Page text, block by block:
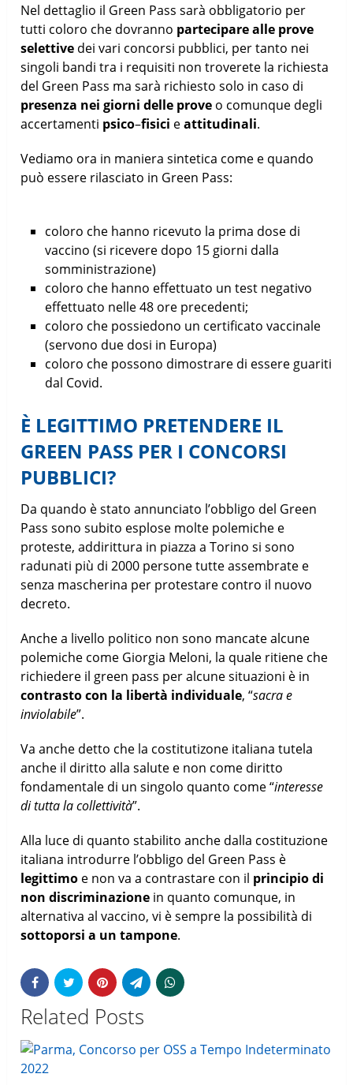
Nel dettaglio il Green Pass sarà obbligatorio per
tutti coloro che dovranno partecipare alle prove
selettive dei vari concorsi pubblici, per tanto nei
singoli bandi tra i requisiti non troverete la richiesta
del Green Pass ma sarà richiesto solo in caso di
presenza nei giorni delle prove o comunque degli
accertamenti psico–fisici eattitudinali.
Vediamo ora in maniera sintetica come e quando
può essere rilasciato in Green Pass:
coloro che hanno ricevuto la prima dose di
vaccino (si ricevere dopo 15 giorni dalla
somministrazione)
coloro che hanno effettuato un test negativo
effettuato nelle 48 ore precedenti;
coloro che possiedono un certificato vaccinale
(servono due dosi in Europa)
coloro che possono dimostrare di essere guariti
dal Covid.
È LEGITTIMO PRETENDERE IL
GREEN PASS PER I CONCORSI
PUBBLICI?
Da quando è stato annunciato l’obbligo del Green
Pass sono subito esplose molte polemiche e
proteste, addirittura in piazza a Torino si sono
radunati più di 2000 persone tutte assembrate e
senza mascherina per protestare contro il nuovo
decreto.
Anche a livello politico non sono mancate alcune
polemiche come Giorgia Meloni, la quale ritiene che
richiedere il green pass per alcune situazioni è in
contrasto con la libertà individuale, “sacra e
inviolabile”.
Va anche detto che la costitutizone italiana tutela
anche il diritto alla salute e non come diritto
fondamentale di un singolo quanto come “interesse
di tutta la collettività”.
Alla luce di quanto stabilito anche dalla costituzione
italiana introdurre l’obbligo del Green Pass è
legittimo e non va a contrastare con il principio di
non discriminazione in quanto comunque, in
alternativa al vaccino, vi è sempre la possibilità di
sottoporsi a un tampone.
Related Posts